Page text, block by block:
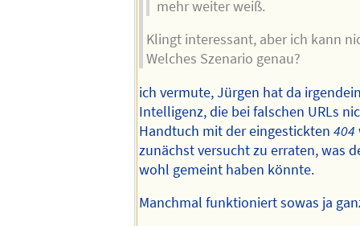
mehr weiter weiß.
Klingt interessant, aber ich kann
Welches Szenario genau?
ich vermute, Jürgen hat da
Intelligenz, die bei falschen URLs
Handtuch mit der eingestickten 404
zunächst versucht zu erraten, was
wohl gemeint haben könnte.
Manchmal funktioniert sowas ja